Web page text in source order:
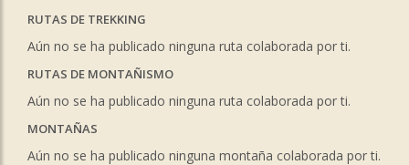
RUTAS DE TREKKING
Aún no se ha publicado ninguna ruta colaborada por ti.
RUTAS DE MONTAÑISMO
Aún no se ha publicado ninguna ruta colaborada por ti.
MONTAÑAS
Aún no se ha publicado ninguna montaña colaborada por ti.